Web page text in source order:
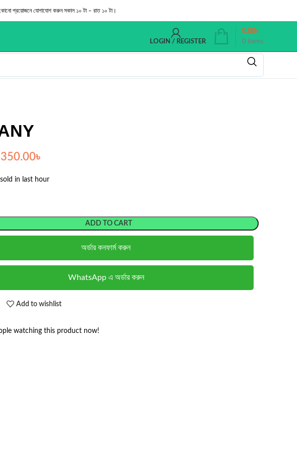
কোনো প্রয়োজনে যোগাযোগ করুন সকাল ১০ টা – রাত ১০ টা।
LOGIN / REGISTER
0 items
0.00৳
350.00৳
sold in last hour
ADD TO CART
অর্ডার কনফার্ম করুন
WhatsApp এ অর্ডার করুন
Add to wishlist
watching this product now!